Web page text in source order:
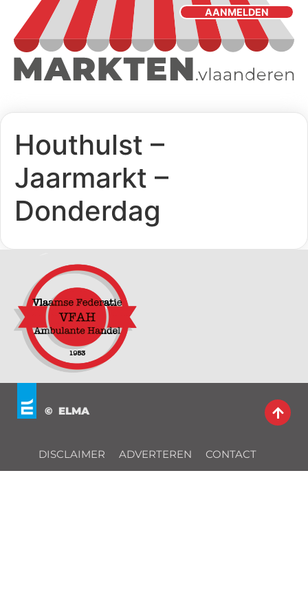
AANMELDEN
Houthulst –
Jaarmarkt –
Donderdag
© ELMA
DISCLAIMER ADVERTEREN CONTACT